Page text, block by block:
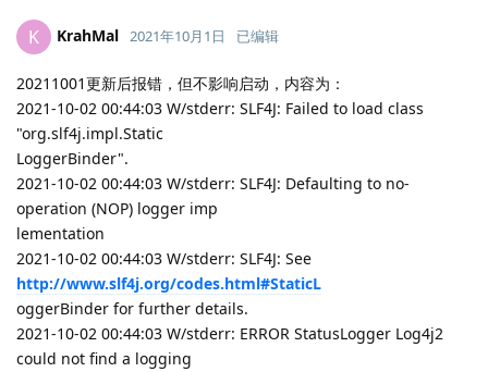
K KrahMal 2021年10月1日 已编辑
20211001更新后报错，但不影响启动，内容为：
2021-10-02 00:44:03 W/stderr: SLF4J: Failed to load class
"org.slf4j.impl.Static
LoggerBinder".
2021-10-02 00:44:03 W/stderr: SLF4J: Defaulting to no-
operation (NOP) logger imp
lementation
2021-10-02 00:44:03 W/stderr: SLF4J: See
http://www.slf4j.org/codes.html#StaticL
oggerBinder for further details.
2021-10-02 00:44:03 W/stderr: ERROR StatusLogger Log4j2
could not find a logging